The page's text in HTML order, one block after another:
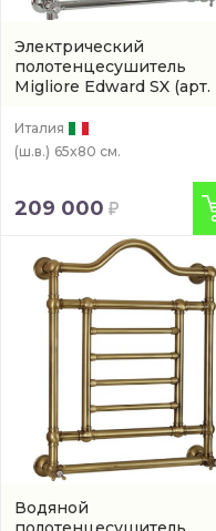
Электрический
полотенцесушитель
Migliore Edward SX (арт.
Италия
(ш.в.) 65x80 см.
209 000
Водяной